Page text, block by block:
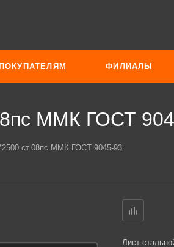
ПОКУПАТЕЛЯМ ФИЛИАЛЫ
ММК ГОСТ
ст.08пс ММК ГОСТ 9045-93
Лист